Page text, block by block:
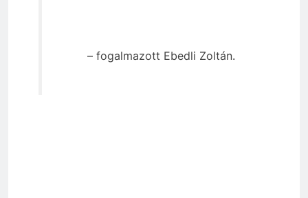
– fogalmazott Ebedli Zoltán.